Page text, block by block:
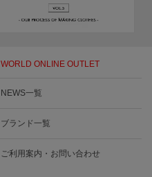
WORLD ONLINE OUTLET
NEWS一覧
ブランド一覧
ご利用案内・お問い合わせ